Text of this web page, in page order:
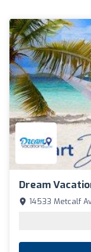
Dream
14533 Metcalf